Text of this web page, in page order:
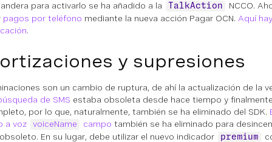
para activarlo se ha añadido a la
TalkAction
NCCO.
pagos por teléfono mediante la nueva acción Pagar OCN. Aquí
.
y supresiones
son un cambio de ruptura, de ahí la actualización de la
de SMS estaba obsoleta desde hace tiempo y
por lo que, naturalmente, también se ha eliminado del SDK.
a voz
voiceName campo también se ha eliminado para
En su lugar, debe utilizar el nuevo indicador
premium